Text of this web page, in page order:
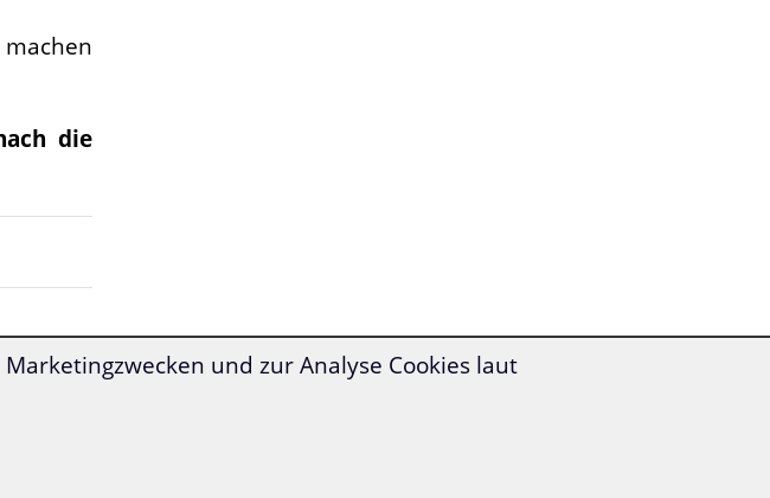
die
und zur Analyse Cookies laut